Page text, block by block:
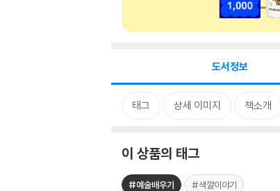
도서정보
태그 상세 이미지 책소개
이 상품의 태그
#예술배우기 #색깔이야기